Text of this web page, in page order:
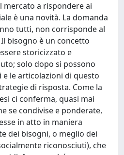
mercato a rispondere ai
è una novità. La domanda
tutti, non corrisponde al
bisogno è un concetto
storicizzato e
solo dopo si possono
le articolazioni di questo
di risposta. Come la
ci conferma, quasi mai
se condivise e ponderate,
in atto in maniera
dei bisogni, o meglio dei
riconosciuti), che